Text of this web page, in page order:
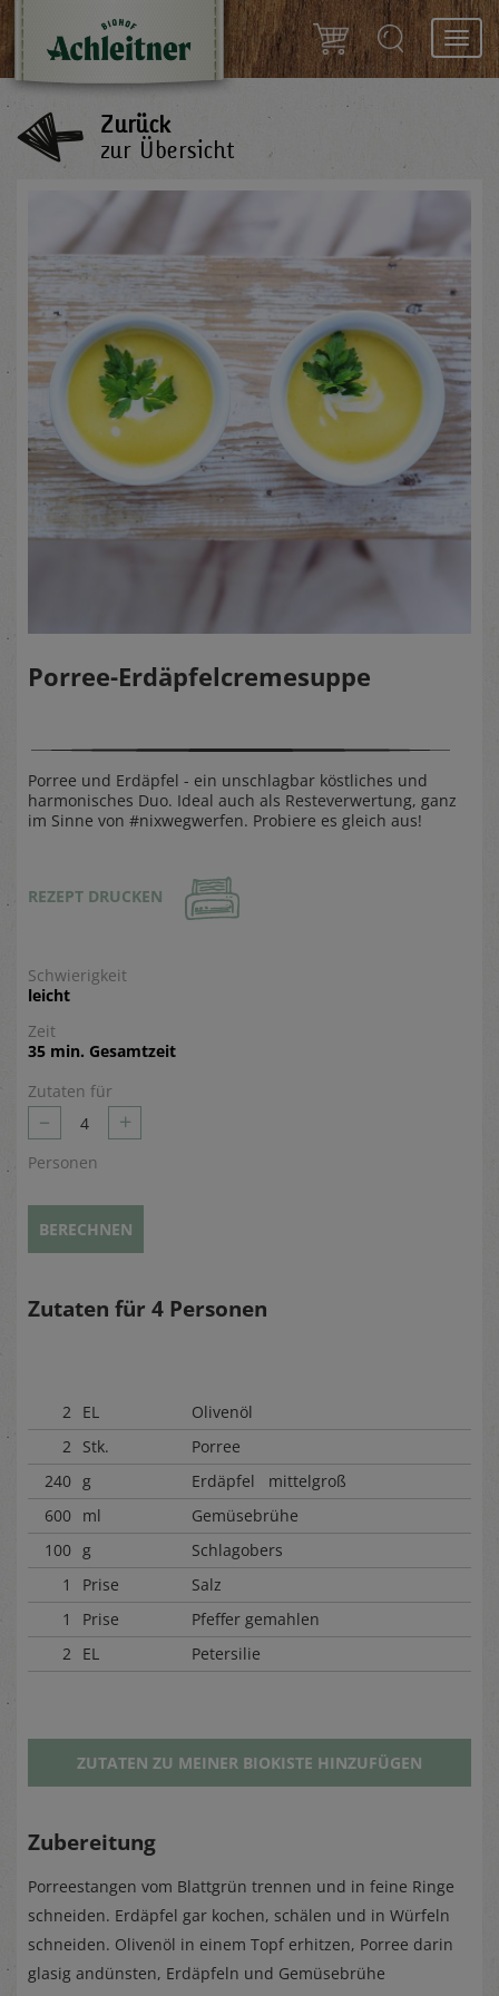
Zurück
zur Übersicht
Porree-Erdäpfelcremesuppe
Porree und Erdäpfel - ein unschlagbar köstliches und
harmonisches Duo. Ideal auch als Resteverwertung, ganz
im Sinne von #nixwegwerfen. Probiere es gleich aus!
REZEPT DRUCKEN
Schwierigkeit
leicht
Zeit
35 min. Gesamtzeit
Zutaten für
– 4 +
Personen
BERECHNEN
Zutaten für 4 Personen
2 EL
Olivenöl
2 Stk.
Porree
240 g
Erdäpfel mittelgroß
600 ml
Gemüsebrühe
100 g
Schlagobers
1
Prise
Salz
1
Prise
Pfeffer gemahlen
2 EL Petersilie
ZUTATEN ZU MEINER BIOKISTE HINZUFÜGEN
Zubereitung
Porreestangen vom Blattgrün trennen und in feine Ringe
schneiden. Erdäpfel gar kochen, schälen und in Würfeln
schneiden. Olivenöl in einem Topf erhitzen, Porree darin
glasig andünsten, Erdäpfeln und Gemüsebrühe